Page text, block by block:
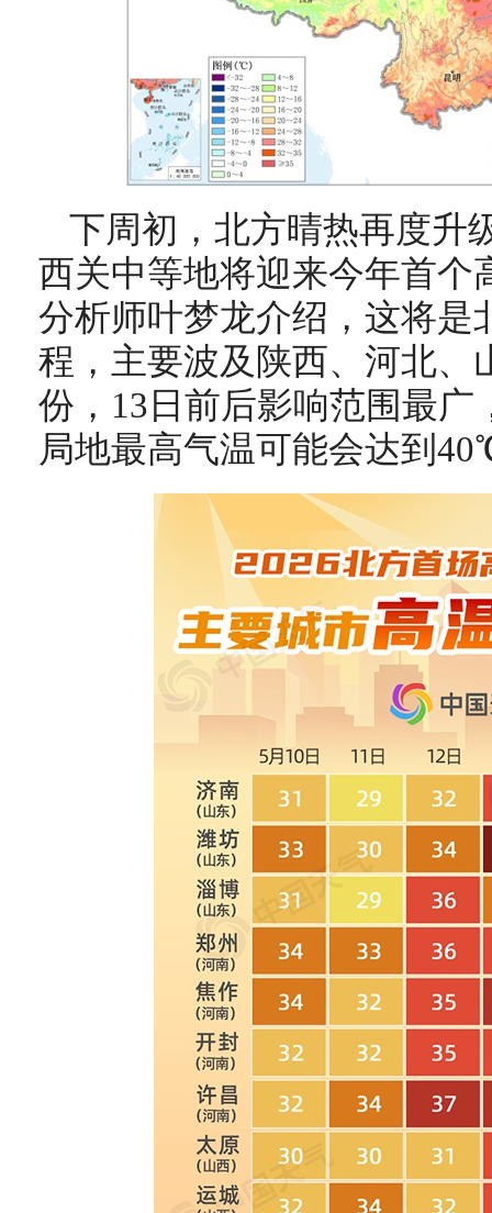
下周初，北方晴热再度升
西关中等地将迎来今年首个
分析师叶梦龙介绍，这将是
程，主要波及陕西、河北、
份，13日前后影响范围最
局地最高气温可能会达到